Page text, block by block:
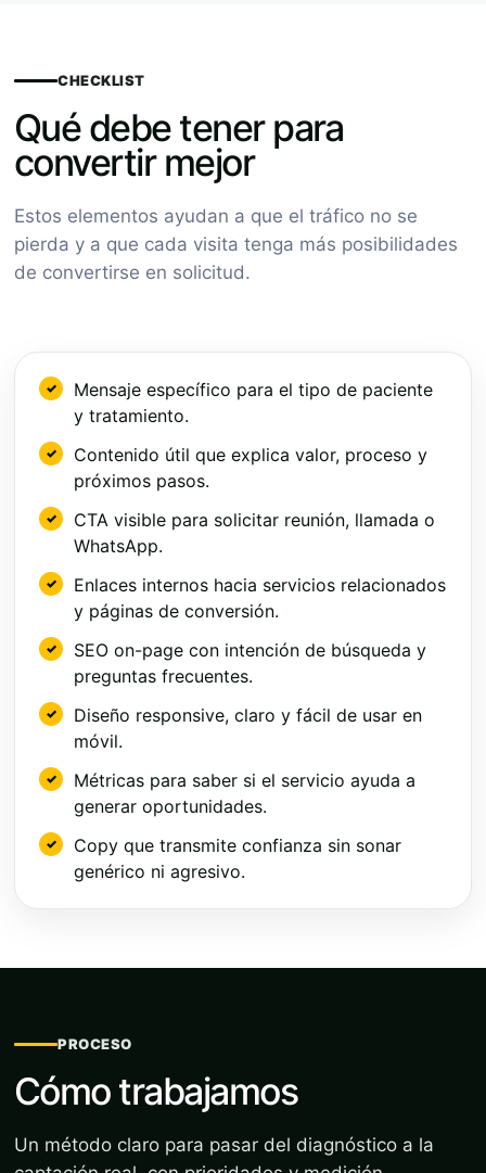
CHECKLIST
Qué debe tener para
convertir mejor
Estos elementos ayudan a que el tráfico no se
pierda y a que cada visita tenga más posibilidades
de convertirse en solicitud.
Mensaje específico para el tipo de paciente
y tratamiento.
Contenido útil que explica valor, proceso y
próximos pasos.
CTA visible para solicitar reunión, llamada o
WhatsApp.
Enlaces internos hacia servicios relacionados
y páginas de conversión.
SEO on-page con intención de búsqueda y
preguntas frecuentes.
Diseño responsive, claro y fácil de usar en
móvil.
Métricas para saber si el servicio ayuda a
generar oportunidades.
Copy que transmite confianza sin sonar
genérico ni agresivo.
PROCESO
Cómo trabajamos
Un método claro para pasar del diagnóstico a la